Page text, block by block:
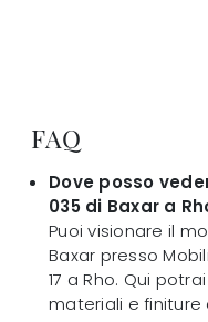
FAQ
Dove posso
035 di Baxar a
Puoi visionare il
Baxar presso
17 a Rho. Qui
materiali e finiture